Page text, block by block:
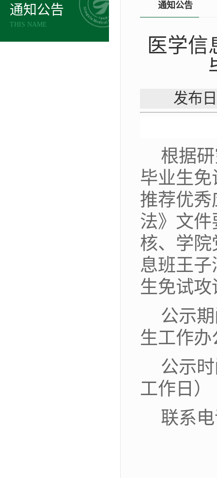
通知公告
THIS NAME
通知公告
医学信
发布
根据
毕业生
推荐优
法》 文件
核、 学院
息班王
生免试
公示
生工作办
公示
工作日）
联系